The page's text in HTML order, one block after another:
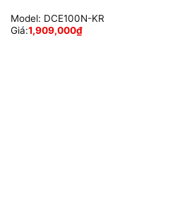
Model: DCE100N-KR
Giá:1,909,000₫